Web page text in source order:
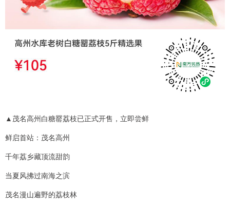
▲茂名高州白糖罂荔枝已正式开售，立即尝鲜
鲜启首站：茂名高州
千年荔乡藏顶流甜韵
当夏风拂过南海之滨
茂名漫山遍野的荔枝林